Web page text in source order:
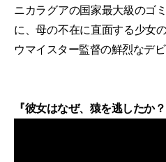
ニカラグアの国家最大級のゴ
に、母の不在に直面する少女
ウマイスター監督の鮮烈なデビ
『彼女はなぜ、猿を逃したか？